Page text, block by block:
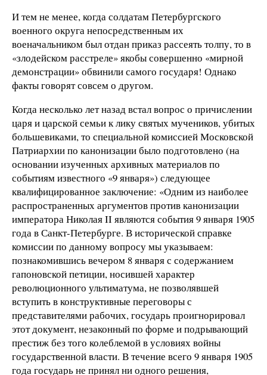
И тем не менее, когда солдатам Петербургского
военного округа непосредственным их
военачальником был отдан приказ рассеять толпу, то в
«злодейском расстреле» якобы совершенно «мирной
демонстрации» обвинили самого государя! Однако
факты говорят совсем о другом.
Когда несколько лет назад встал вопрос о причислении
царя и царской семьи к лику святых мучеников, убитых
большевиками, то специальной комиссией Московской
Патриархии по канонизации было подготовлено (на
основании изученных архивных материалов по
событиям известного «9 января») следующее
квалифицированное заключение: «Одним из наиболее
распространенных аргументов против канонизации
императора Николая II являются события 9 января 1905
года в Санкт-Петербурге. В исторической справке
комиссии по данному вопросу мы указываем:
познакомившись вечером 8 января с содержанием
гапоновской петиции, носившей характер
революционного ультиматума, не позволявшей
вступить в конструктивные переговоры с
представителями рабочих, государь проигнорировал
этот документ, незаконный по форме и подрывающий
престиж без того колеблемой в условиях войны
государственной власти. В течение всего 9 января 1905
года государь не принял ни одного решения,